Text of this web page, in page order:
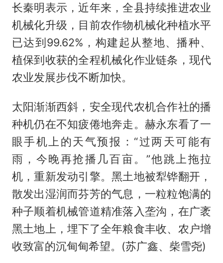
长秦明表示，近年来，全县持续推进农业
机械化升级，目前农作物机械化种植水平
已达到99.62%，构建起从整地、播种、
植保到收获的全程机械化作业链条，现代
农业发展步伐不断加快。
太阳渐渐西斜，安全现代农机合作社的播
种机仍在不知疲倦地奔走。赫永东看了一
眼手机上的天气预报：“过两天可能有
雨，今晚再抢播几百亩。”他跳上拖拉
机，重新发动引擎。黑土地被犁铧翻开，
散发出湿润而芬芳的气息，一粒粒饱满的
种子顺着机械管道精准落入垄沟，在广袤
黑土地上，埋下了全年粮食丰收、农户增
收致富的沉甸甸希望。(苏广鑫、柴雪尧)